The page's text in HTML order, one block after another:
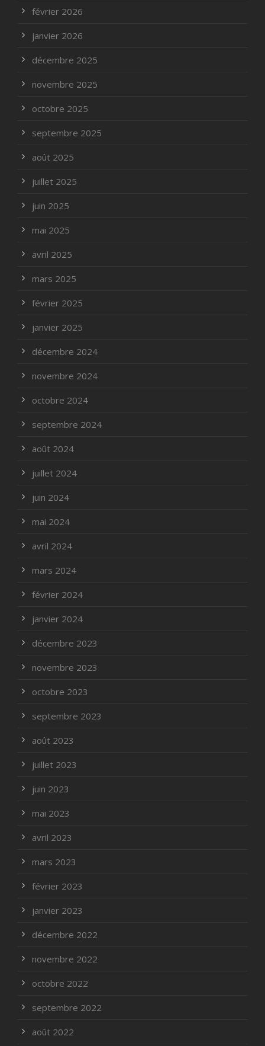
février 2026
janvier 2026
décembre 2025
novembre 2025
octobre 2025
septembre 2025
août 2025
juillet 2025
juin 2025
mai 2025
avril 2025
mars 2025
février 2025
janvier 2025
décembre 2024
novembre 2024
octobre 2024
septembre 2024
août 2024
juillet 2024
juin 2024
mai 2024
avril 2024
mars 2024
février 2024
janvier 2024
décembre 2023
novembre 2023
octobre 2023
septembre 2023
août 2023
juillet 2023
juin 2023
mai 2023
avril 2023
mars 2023
février 2023
janvier 2023
décembre 2022
novembre 2022
octobre 2022
septembre 2022
août 2022